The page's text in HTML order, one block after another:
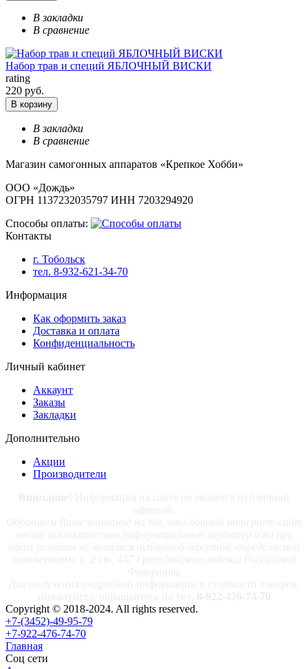
В закладки
В сравнение
Набор трав и специй ЯБЛОЧНЫЙ ВИСКИ
rating
220 руб.
В корзину
В закладки
В сравнение
Магазин самогонных аппаратов «Крепкое Хобби»
ООО «Дождь»
ОГРН 1137232035797 ИНН 7203294920
Способы оплаты:
Контакты
г. Тобольск
тел. 8-932-621-34-70
Информация
Как оформить заказ
Доставка и оплата
Конфиденциальность
Личный кабинет
Аккаунт
Заказы
Закладки
Дополнительно
Акции
Производители
Copyright © 2018-2024. All rights reserved.
+7-(3452)-49-95-79
+7-922-476-74-70
Главная
Соц сети